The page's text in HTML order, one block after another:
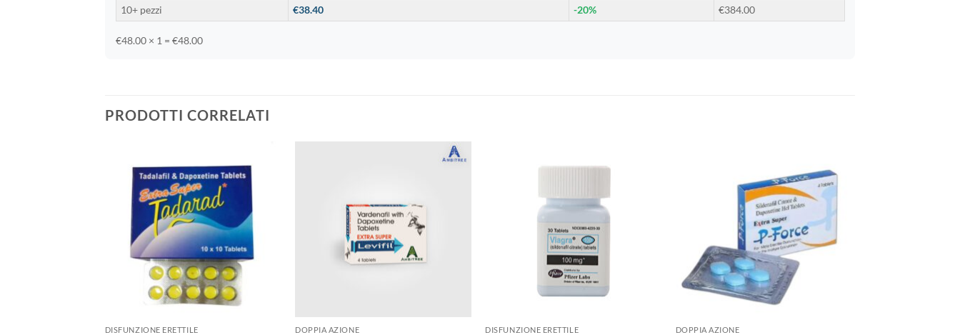
10+ pezzi
€38.40 -20% €384.00
€48.00 × 1 = €48.00
PRODOTTI CORRELATI
DISFUNZIONE ERETTILE DOPPIA AZIONE DISFUNZIONE ERETTILE DOPPIA AZIONE